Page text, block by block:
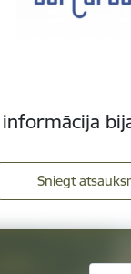
Sniegt